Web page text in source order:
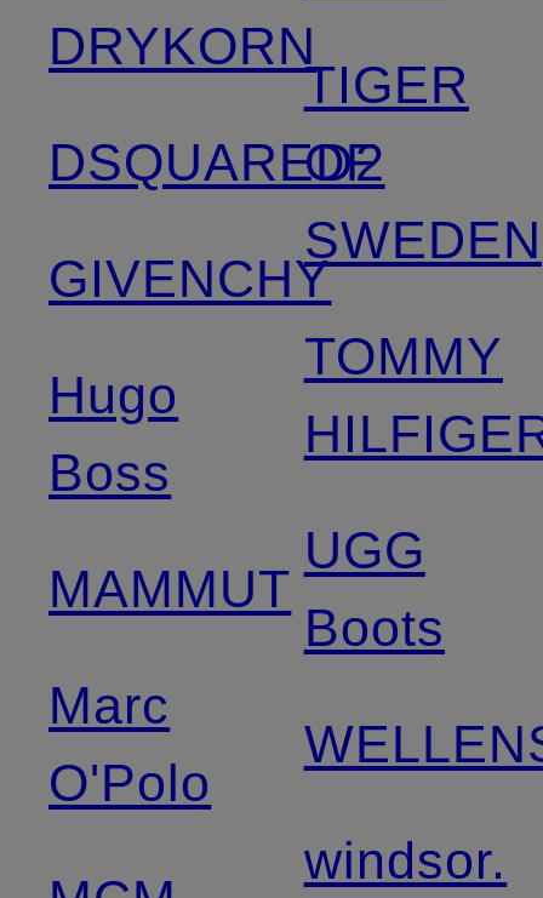
DRYKORN
DSQUARED2
GIVENCHY
Hugo
Boss
MAMMUT
Marc
O'Polo
TIGER
OF
SWEDEN
TOMMY
UGG
Boots
windsor.